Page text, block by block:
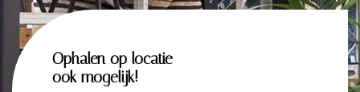
Ophalen op locatie
ook mogelijk!